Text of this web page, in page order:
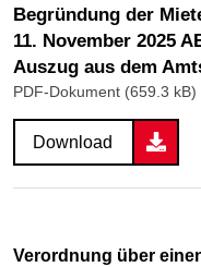
Begründung der
11. November 2025
Auszug aus dem
PDF-Dokument (659.3 kB)
Download
Verordnung über